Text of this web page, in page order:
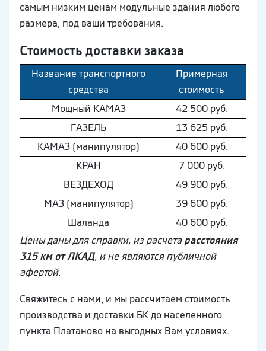
самым низким ценам модульные здания любого
размера, под ваши требования.
Стоимость доставки заказа
Название транспортного
средства
Примерная
стоимость
Мощный КAМAЗ
42 500 руб.
ГAЗEЛЬ
13 625 руб.
КAМAЗ (манипулятор)
40 600 руб.
КРАН
7 000 руб.
ВEЗДEХОД
49 900 руб.
МAЗ (манипулятор)
39 600 руб.
Шaлaнда
40 600 руб.
Цены даны для справки, из расчетарасстояния
315 км от ЛКАД, и не являются публичной
афертой.
Свяжитесь с нами, и мы рассчитаем стоимость
производства и доставки БК до населенного
пункта Платаново на выгодных Вам условиях.